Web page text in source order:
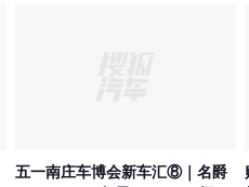
五一南庄车博会新车汇⑧｜名爵